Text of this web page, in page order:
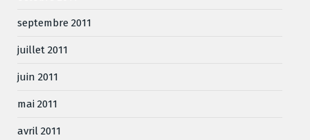
septembre 2011
juillet 2011
juin 2011
mai 2011
avril 2011